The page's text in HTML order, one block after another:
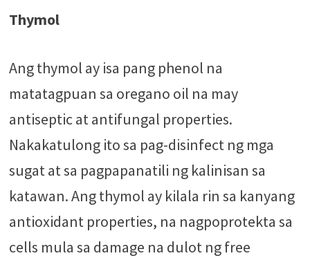
Thymol
Ang thymol ay isa pang phenol na
matatagpuan sa oregano oil na may
antiseptic at antifungal properties.
Nakakatulong ito sa pag-disinfect ng mga
sugat at sa pagpapanatili ng kalinisan sa
katawan. Ang thymol ay kilala rin sa kanyang
antioxidant properties, na nagpoprotekta sa
cells mula sa damage na dulot ng free